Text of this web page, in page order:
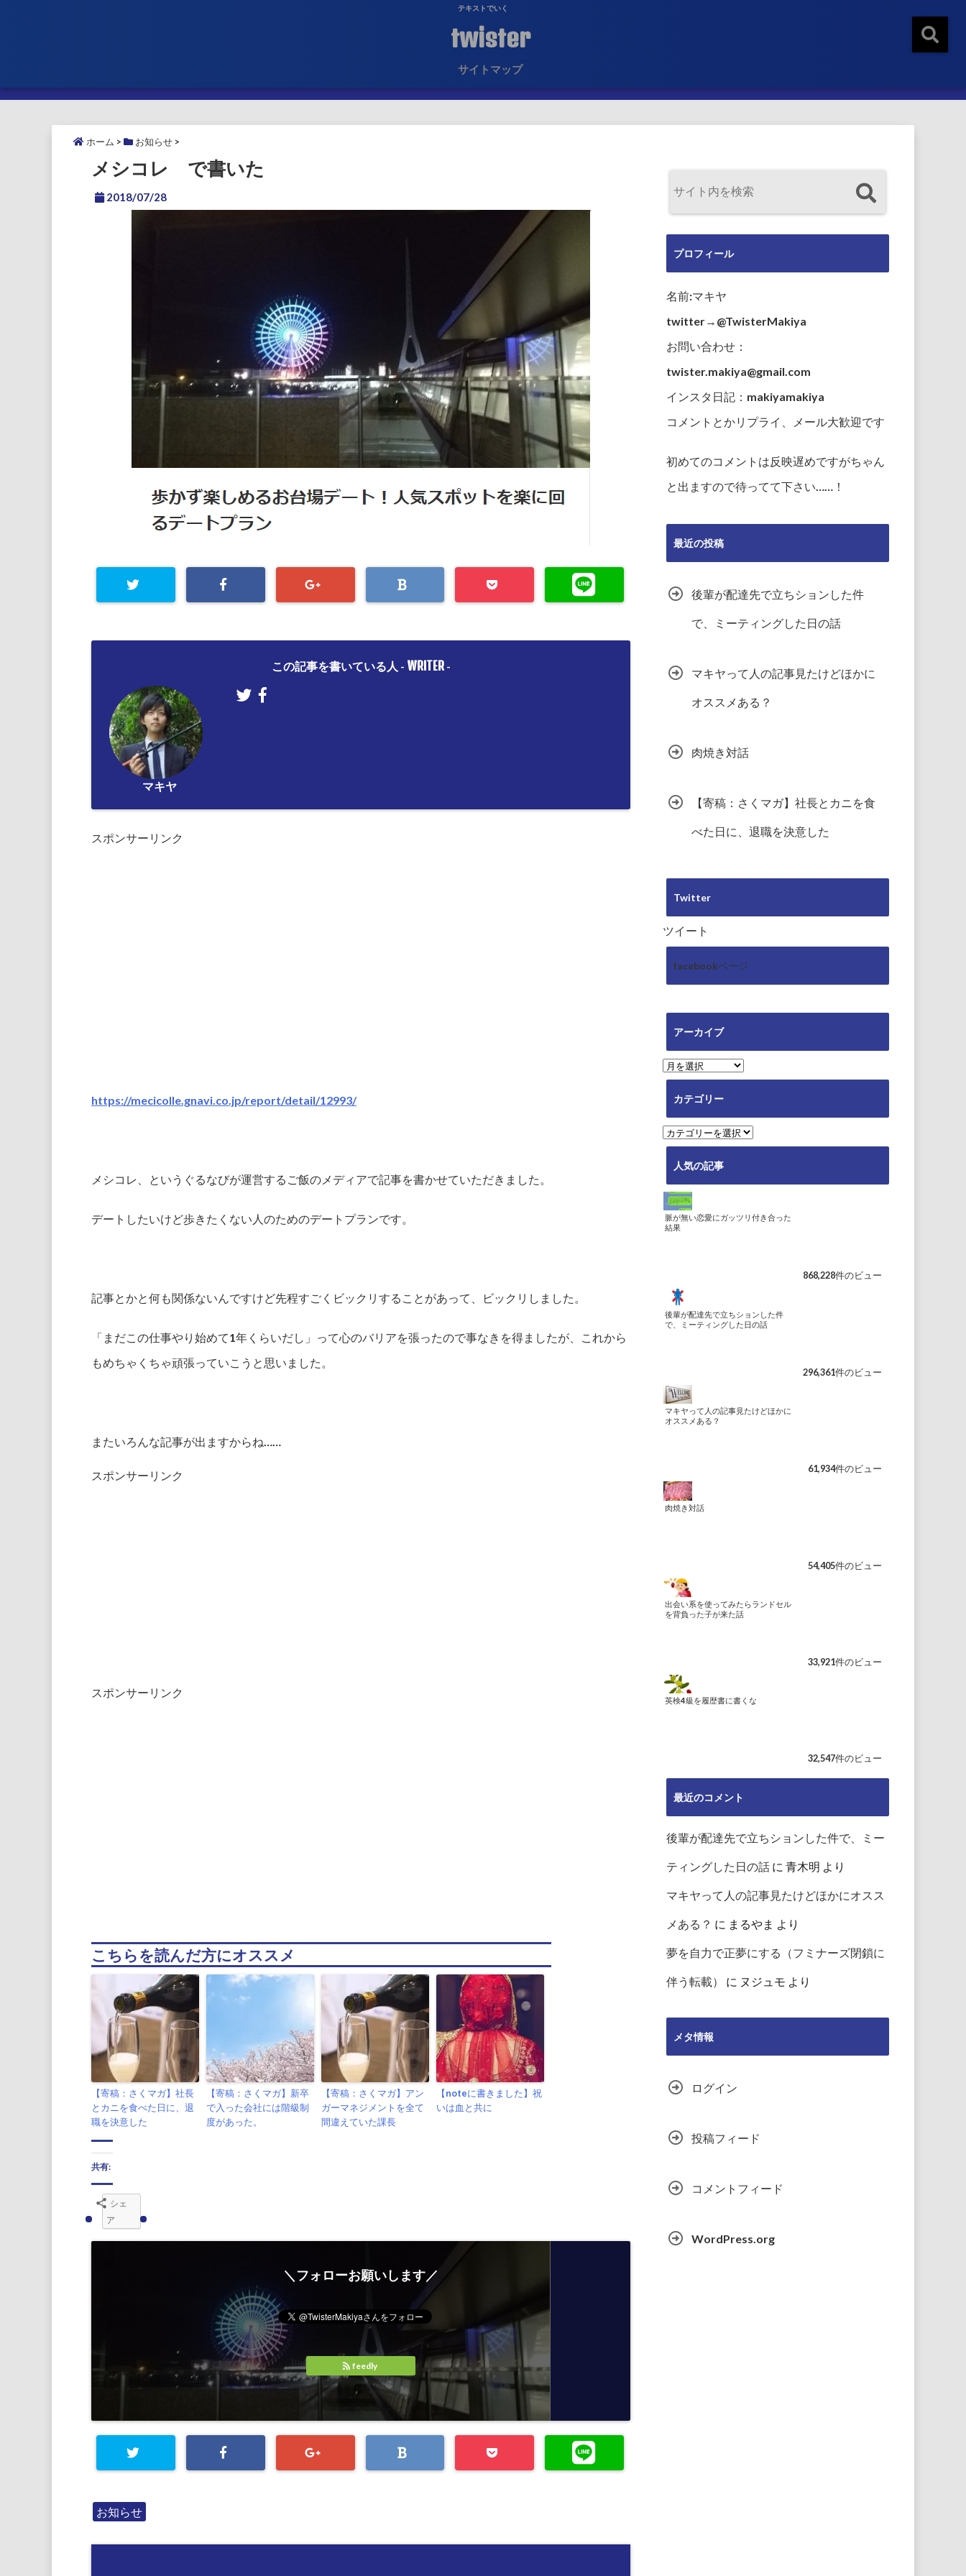
テキストでいく
twister
サイトマップ
ホーム > お知らせ >
メシコレ で書いた
2018/07/28
この記事を書いている人 - WRITER-
マキヤ
スポンサーリンク
https://mecicolle.gnavi.co.jp/report/detail/12993/
メシコレ、というぐるなびが運営するご飯のメディアで記事を書かせていただきました。
デートしたいけど歩きたくない人のためのデートプランです。
記事とかと何も関係ないんですけど先程すごくビックリすることがあって、ビックリしました。
「まだこの仕事やり始めて1年くらいだし」って心のバリアを張ったので事なきを得ましたが、これから
もめちゃくちゃ頑張っていこうと思いました。
またいろんな記事が出ますからね……
スポンサーリンク
スポンサーリンク
こちらを読んだ方にオススメ
【寄稿：さくマガ】社長
とカニを食べた日に、退
職を決意した
【寄稿：さくマガ】新卒
で入った会社には階級制
度があった。
【寄稿：さくマガ】アン
ガーマネジメントを全て
間違えていた課長
【noteに書きました】祝
いは血と共に
共有:
シェ
ア
＼フォローお願いします／
feedly
お知らせ
プロフィール
名前:マキヤ
twitter→@TwisterMakiya
お問い合わせ：
twister.makiya@gmail.com
インスタ日記：makiyamakiya
コメントとかリプライ、メール大歓迎です
初めてのコメントは反映遅めですがちゃん
と出ますので待ってて下さい……！
最近の投稿
後輩が配達先で立ちションした件
で、ミーティングした日の話
マキヤって人の記事見たけどほかに
オススメある？
肉焼き対話
【寄稿：さくマガ】社長とカニを食
べた日に、退職を決意した
Twitter
ツイート
facebookページ
アーカイブ
ア
ー
ブ
カテゴリー
カ
テ
ー
人気の記事
脈が無い恋愛にガッツリ付き合った
結果
868,228件のビュー
後輩が配達先で立ちションした件
で、ミーティングした日の話
296,361件のビュー
マキヤって人の記事見たけどほかに
オススメある？
61,934件のビュー
肉焼き対話
54,405件のビュー
出会い系を使ってみたらランドセル
を背負った子が来た話
33,921件のビュー
英検4級を履歴書に書くな
32,547件のビュー
最近のコメント
後輩が配達先で立ちションした件で、ミー
ティングした日の話 に 青木明 より
マキヤって人の記事見たけどほかにオスス
メある？ に まるやま より
夢を自力で正夢にする（フミナーズ閉鎖に
伴う転載） に ヌジュモ より
メタ情報
ログイン
投稿フィード
コメントフィード
WordPress.org